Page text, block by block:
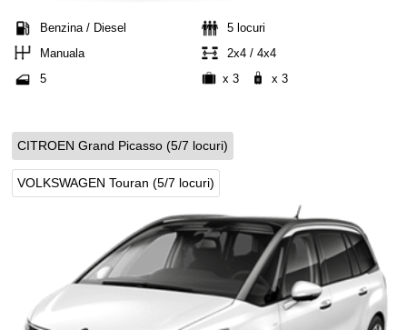
Benzina / Diesel
5 locuri
Manuala
2x4 / 4x4
5
x 3 x 3
CITROEN Grand Picasso (5/7 locuri)
VOLKSWAGEN Touran (5/7 locuri)